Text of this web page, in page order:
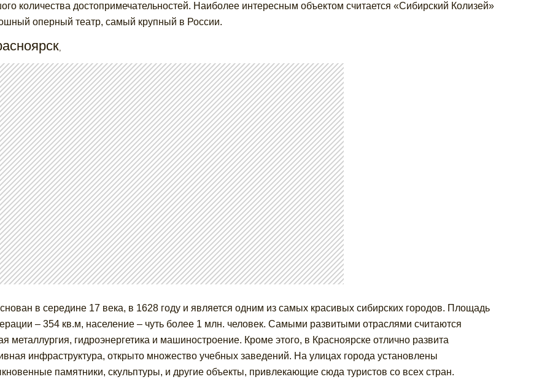
количества достопримечательностей. Наиболее интересным объектом считается «Сибирский Колизей»
оперный театр, самый крупный в России.
,
в середине 17 века, в 1628 году и является одним из самых красивых сибирских городов. Площадь
– 354 кв.м, население – чуть более 1 млн. человек. Самыми развитыми отраслями считаются
металлургия, гидроэнергетика и машиностроение. Кроме этого, в Красноярске отлично развита
инфраструктура, открыто множество учебных заведений. На улицах города установлены
памятники, скульптуры, и другие объекты, привлекающие сюда туристов со всех стран.